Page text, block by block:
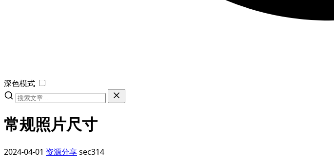
深色模式
常规照片尺寸
2024-04-01 资源分享sec314